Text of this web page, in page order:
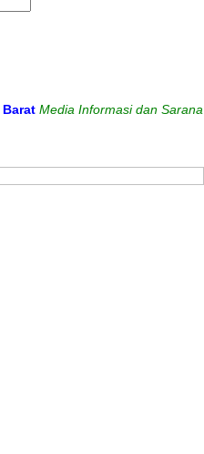
Media Informasi dan Sarana